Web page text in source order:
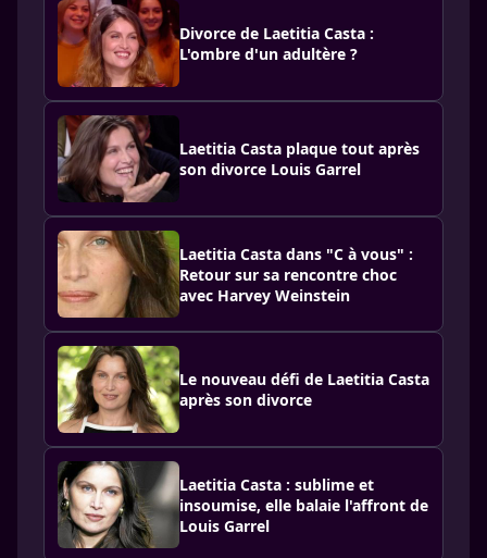
Divorce de Laetitia Casta :
L'ombre d'un adultère ?
Laetitia Casta plaque tout après
son divorce Louis Garrel
Laetitia Casta dans "C à vous" :
Retour sur sa rencontre choc
avec Harvey Weinstein
Le nouveau défi de Laetitia Casta
après son divorce
Laetitia Casta : sublime et
insoumise, elle balaie l'affront de
Louis Garrel